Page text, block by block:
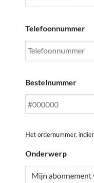
Telefoonnummer
Bestelnummer
Het ordernummer,
Onderwerp